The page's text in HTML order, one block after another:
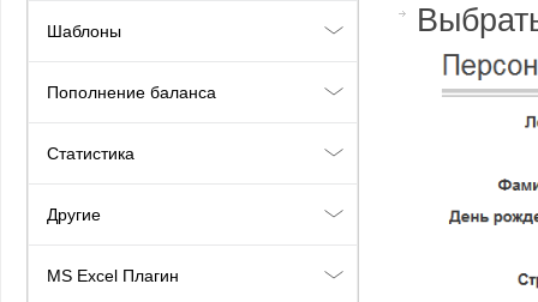
Шаблоны
Пополнение баланса
Статистика
Другие
MS Excel Плагин